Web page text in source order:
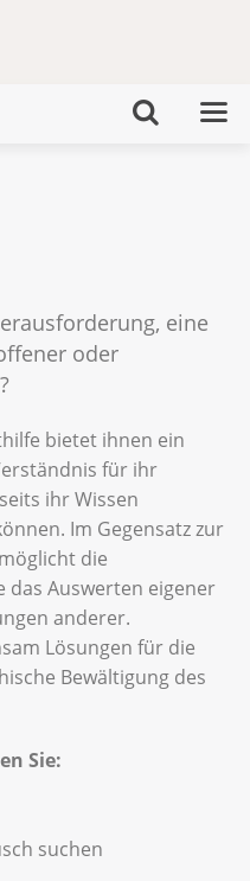
eine
oder
bietet ihnen ein
für ihr
ihr Wissen
Im Gegensatz zur
die
das Auswerten eigener
anderer.
Lösungen für die
Bewältigung des
Sie:
suchen